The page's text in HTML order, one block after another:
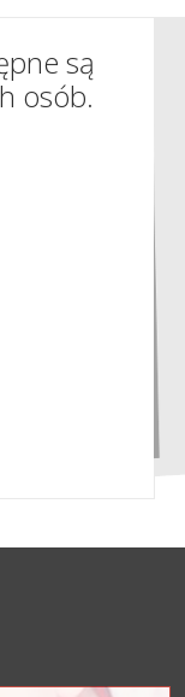
są
osób.